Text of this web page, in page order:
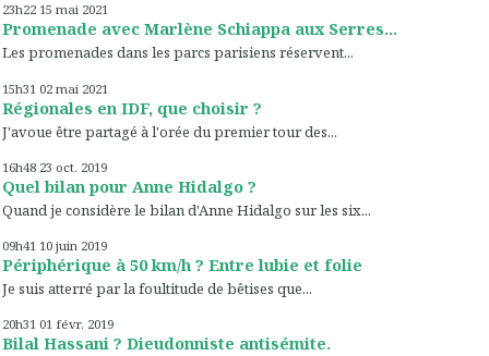
23h22 15 mai 2021
Promenade avec Marlène Schiappa aux Serres...
Les promenades dans les parcs parisiens réservent...
15h31 02 mai 2021
Régionales en IDF, que choisir ?
J'avoue être partagé à l'orée du premier tour des...
16h48 23 oct. 2019
Quel bilan pour Anne Hidalgo ?
Quand je considère le bilan d'Anne Hidalgo sur les six...
09h41 10 juin 2019
Périphérique à 50 km/h ? Entre lubie et folie
Je suis atterré par la foultitude de bêtises que...
20h31 01 févr. 2019
Bilal Hassani ? Dieudonniste antisémite.